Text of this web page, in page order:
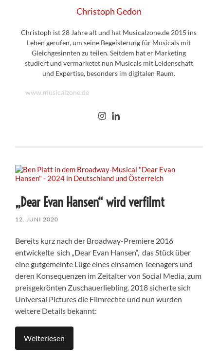
Christoph Gedon
Christoph ist 28 Jahre alt und hat Musicalzone.de 2015 ins
Leben gerufen, um seine Begeisterung für Musicals mit
Gleichgesinnten zu teilen. Seitdem hat er Marketing
studiert und vermarketet nun Musicals mit Leidenschaft
und Expertise, besonders im digitalen Raum.
www.musicalzone.de
„Dear Evan Hansen“ wird verfilmt
12. JUNI 2020
Bereits kurz nach der Broadway-Premiere 2016
entwickelte sich „Dear Evan Hansen“, das Stück über
eine gutgemeinte Lüge eines einsamen Teenagers und
deren Konsequenzen im Zeitalter von Social Media, zum
preisgekrönten Zuschauerliebling. 2018 sicherte sich
Universal Pictures die Filmrechte und nun wurden
weitere Details bekannt:
Weiterlesen